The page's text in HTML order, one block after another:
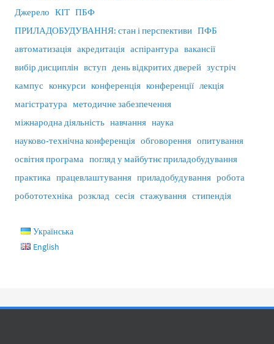
Джерело КІТ ПБФ
ПРИЛАДОБУДУВАННЯ: стан і перспективи ПФБ
автоматизація акредитація аспірантура вакансії
вибір дисциплін вступ день відкритих дверей зустріч
кампус конкурси конференція конференції лекція
магістратура методичне забезпечення
міжнародна діяльність навчання наука
науково-технічна конференція обговорення опитування
освітня програма погляд у майбутнє приладобудування
практика працевлаштування приладобудування робота
робототехніка розклад сесія стажування стипендія
Українська
English